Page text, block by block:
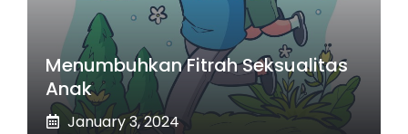
Menumbuhkan Fitrah Seksualitas
Anak
January 3, 2024